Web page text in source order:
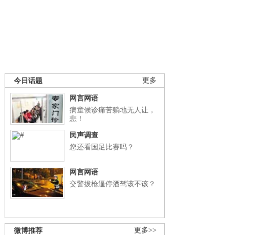
更多
今日话题
网言网语
病童候诊痛苦躺地无人让，
悲！
民声调查
您还看国足比赛吗？
网言网语
交警拔枪逼停酒驾该不该？
更多>>
微博推荐